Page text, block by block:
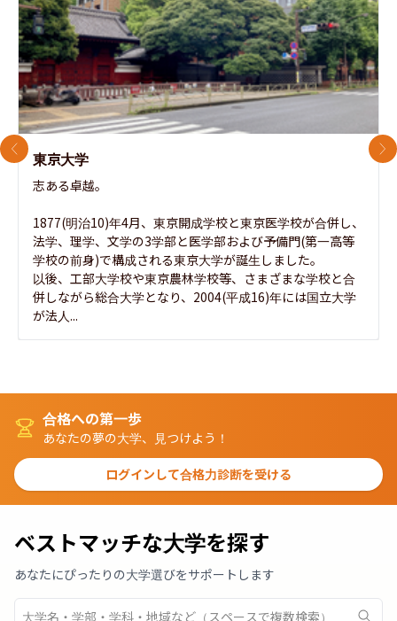
東京大学
志ある卓越。
1877(明治10)年4月、東京開成学校と東京医学校が合併し、
法学、理学、文学の3学部と医学部および予備門(第一高等
学校の前身)で構成される東京大学が誕生しました。
以後、工部大学校や東京農林学校等、さまざまな学校と合
併しながら総合大学となり、2004(平成16)年には国立大学
が法人...
前のスライド 次
合格への第一歩
あなたの夢の大学、見つけよう！
ログインして合格力診断を受ける
ベストマッチな大学を探す
あなたにぴったりの大学選びをサポートします